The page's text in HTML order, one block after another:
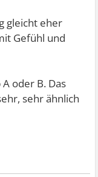
gleicht eher
Gefühl und
oder B. Das
sehr ähnlich